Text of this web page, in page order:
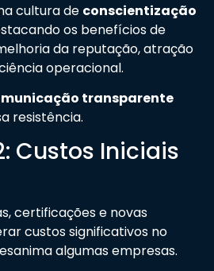
cultura de conscientização
os benefícios de
da reputação, atração
operacional.
transparente
resistência.
Custos Iniciais
certificações e novas
custos significativos no
algumas empresas.